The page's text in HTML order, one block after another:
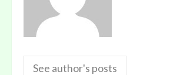
See author's posts